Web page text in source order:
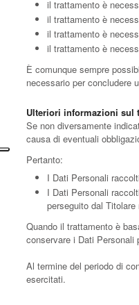
il trattamento è
il trattamento è
il trattamento è
il trattamento è
È comunque sempre
necessario per concludere
Ulteriori informazioni sul
Se non diversamente
causa di eventuali
Pertanto:
I Dati Personali
I Dati Personali
perseguito dal
Quando il trattamento è
conservare i Dati Personali
Al termine del periodo di
esercitati.